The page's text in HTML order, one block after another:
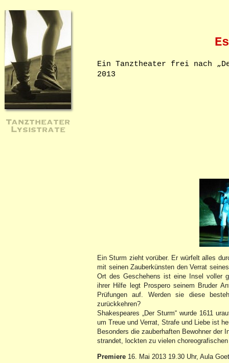
Tanztheater
Lysistrate
Ein Tanztheater frei nach
2013
Ein Sturm zieht vorüber. Er würfelt alles
mit seinen Zauberkünsten den Verrat
Ort des Geschehens ist eine Insel voller
ihrer Hilfe legt Prospero seinem Bruder
Prüfungen auf. Werden sie diese
zurückkehren?
Shakespeares „Der Sturm“ wurde 1611
um Treue und Verrat, Strafe und Liebe ist
Besonders die zauberhaften Bewohner der
strandet, lockten zu vielen
Premiere 16. Mai 2013 19.30 Uhr, Aula